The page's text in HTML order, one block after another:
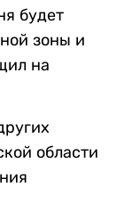
будет
зоны и
на
области